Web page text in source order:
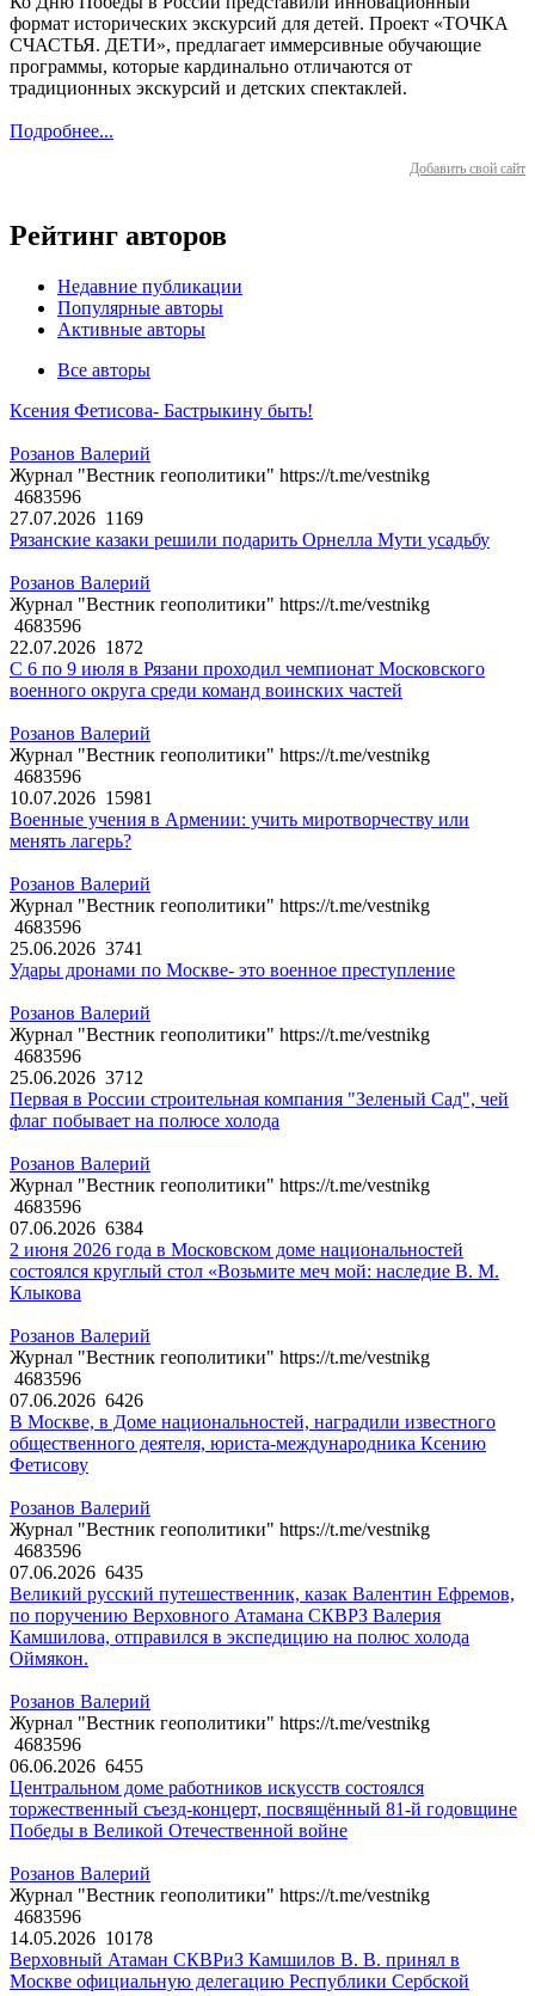
формат исторических экскурсий для детей. Проект «ТОЧКА
СЧАСТЬЯ. ДЕТИ», предлагает иммерсивные обучающие
программы, которые кардинально отличаются от
традиционных экскурсий и детских спектаклей.
Подробнее...
Добавить свой сайт
Рейтинг авторов
Недавние публикации
Популярные авторы
Активные авторы
Все авторы
Ксения Фетисова- Бастрыкину быть!
Розанов Валерий
Журнал "Вестник геополитики" https://t.me/vestnikg
4683596
27.07.2026 1169
Рязанские казаки решили подарить Орнелла Мути усадьбу
Розанов Валерий
Журнал "Вестник геополитики" https://t.me/vestnikg
4683596
22.07.2026 1872
С 6 по 9 июля в Рязани проходил чемпионат Московского
военного округа среди команд воинских частей
Розанов Валерий
Журнал "Вестник геополитики" https://t.me/vestnikg
4683596
10.07.2026 15981
Военные учения в Армении: учить миротворчеству или
менять лагерь?
Розанов Валерий
Журнал "Вестник геополитики" https://t.me/vestnikg
4683596
25.06.2026 3741
Удары дронами по Москве- это военное преступление
Розанов Валерий
Журнал "Вестник геополитики" https://t.me/vestnikg
4683596
25.06.2026 3712
Первая в России строительная компания "Зеленый Сад", чей
флаг побывает на полюсе холода
Розанов Валерий
Журнал "Вестник геополитики" https://t.me/vestnikg
4683596
07.06.2026 6384
2 июня 2026 года в Московском доме национальностей
состоялся круглый стол «Возьмите меч мой: наследие В. М.
Клыкова
Розанов Валерий
Журнал "Вестник геополитики" https://t.me/vestnikg
4683596
07.06.2026 6426
В Москве, в Доме национальностей, наградили известного
общественного деятеля, юриста-международника Ксению
Фетисову
Розанов Валерий
Журнал "Вестник геополитики" https://t.me/vestnikg
4683596
07.06.2026 6435
Великий русский путешественник, казак Валентин Ефремов,
по поручению Верховного Атамана СКВРЗ Валерия
Камшилова, отправился в экспедицию на полюс холода
Оймякон.
Розанов Валерий
Журнал "Вестник геополитики" https://t.me/vestnikg
4683596
06.06.2026 6455
Центральном доме работников искусств состоялся
торжественный съезд-концерт, посвящённый 81-й годовщине
Победы в Великой Отечественной войне
Розанов Валерий
Журнал "Вестник геополитики" https://t.me/vestnikg
4683596
14.05.2026 10178
Верховный Атаман СКВРиЗ Камшилов В. В. принял в
Москве официальную делегацию Республики Сербской